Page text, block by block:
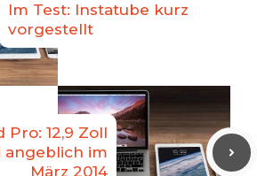
Im Test: Instatube kurz
vorgestellt
Pro: 12,9 Zoll
angeblich im
März 2014